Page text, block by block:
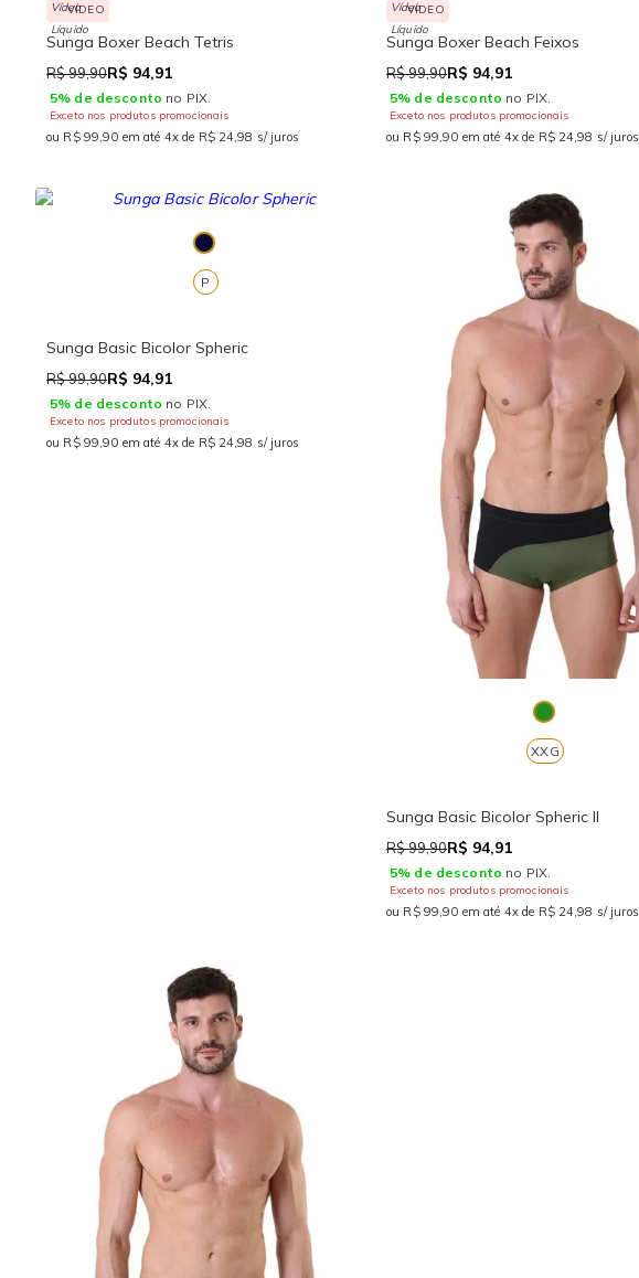
VÍDEO
Sunga Boxer Beach Tetris
R$ 99,90R$ 94,91
5% de desconto no PIX.
Exceto nos produtos promocionais
ou R$ 99,90 em até 4x de R$ 24,98 s/ juros
VÍDEO
Sunga Boxer Beach Feixos
R$ 99,90R$ 94,91
5% de desconto no PIX.
Exceto nos produtos promocionais
ou R$ 99,90 em até 4x de R$ 24,98 s/ juros
P
Sunga Basic Bicolor Spheric
R$ 99,90R$ 94,91
5% de desconto no PIX.
Exceto nos produtos promocionais
ou R$ 99,90 em até 4x de R$ 24,98 s/ juros
XXG
Sunga Basic Bicolor Spheric II
R$ 99,90R$ 94,91
5% de desconto no PIX.
Exceto nos produtos promocionais
ou R$ 99,90 em até 4x de R$ 24,98 s/ juros